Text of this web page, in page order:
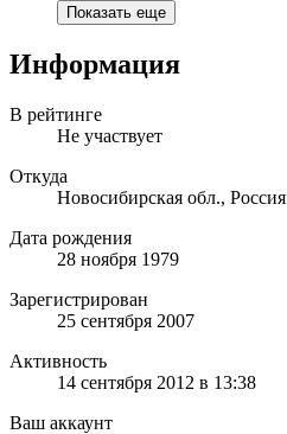
Показать еще
Информация
В рейтинге
Не участвует
Откуда
Новосибирская обл., Россия
Дата рождения
28 ноября 1979
Зарегистрирован
25 сентября 2007
Активность
14 сентября 2012 в 13:38
Ваш аккаунт